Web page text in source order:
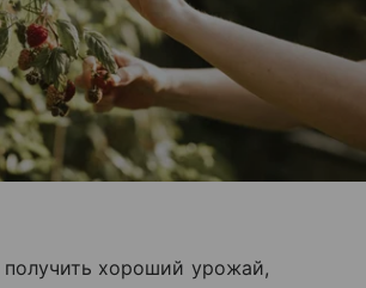
хороший урожай,